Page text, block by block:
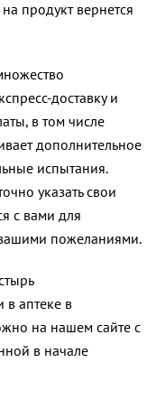
продукт вернется
доставку и
в том числе
дополнительное
испытания.
указать свои
с вами для
вашими пожеланиями.
в аптеке в
на нашем сайте с
в начале